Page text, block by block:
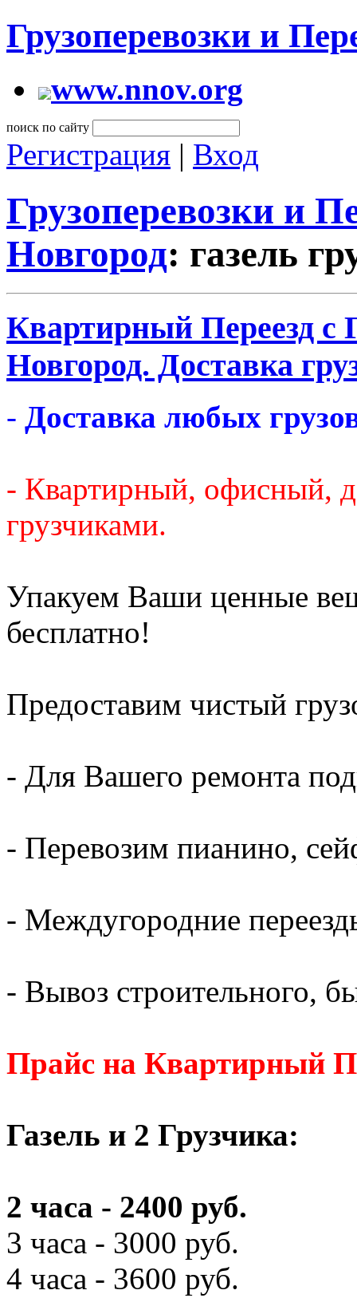
Грузоперевозки и
www.nnov.org
поиск по сайту
Регистрация | Вход
Грузоперевозки и
Новгород: газель
Квартирный Переезд
Новгород. Доставка
- Доставка любых
- Квартирный, офисный,
грузчиками.
Упакуем Ваши ценные
бесплатно!
Предоставим чистый
- Для Вашего ремонта
- Перевозим пианино,
- Междугородние
- Вывоз строительного,
Прайс на Квартирный
Газель и 2 Грузчика:
2 часа - 2400 руб.
3 часа - 3000 руб.
4 часа - 3600 руб.